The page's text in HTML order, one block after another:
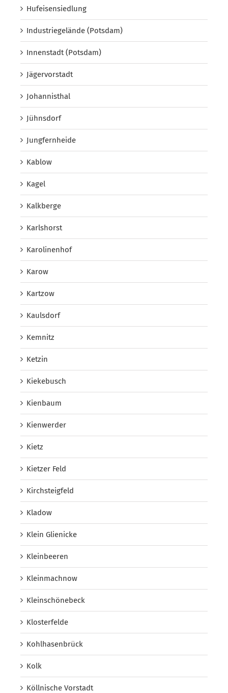
Hufeisensiedlung
Industriegelände (Potsdam)
Innenstadt (Potsdam)
Jägervorstadt
Johannisthal
Jühnsdorf
Jungfernheide
Kablow
Kagel
Kalkberge
Karlshorst
Karolinenhof
Karow
Kartzow
Kaulsdorf
Kemnitz
Ketzin
Kiekebusch
Kienbaum
Kienwerder
Kietz
Kietzer Feld
Kirchsteigfeld
Kladow
Klein Glienicke
Kleinbeeren
Kleinmachnow
Kleinschönebeck
Klosterfelde
Kohlhasenbrück
Kolk
Köllnische Vorstadt